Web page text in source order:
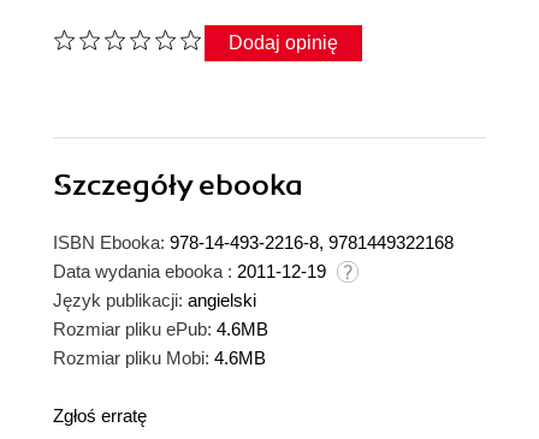
Dodaj opinię
Szczegółyebooka
ISBN Ebooka: 978-14-493-2216-8, 9781449322168
Data wydania ebooka : 2011-12-19
Język publikacji: angielski
Rozmiar pliku ePub: 4.6MB
Rozmiar pliku Mobi: 4.6MB
Zgłoś erratę